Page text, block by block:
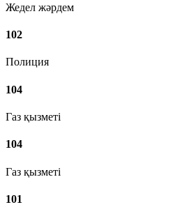
Жедел жәрдем
102
Полиция
104
Газ қызметі
104
Газ қызметі
101